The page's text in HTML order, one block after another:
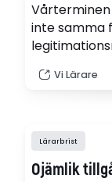
Vårterminen
inte samma
legitimerad
Sveriges
Vi Lärare
Lärarbrist
Ojämlik